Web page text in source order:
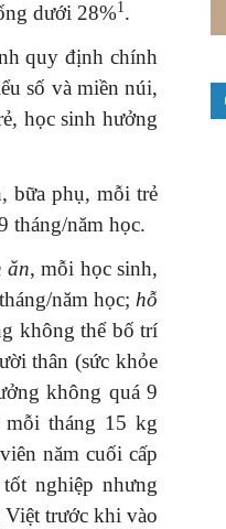
dưới 28%1.
quy định chính
số và miền núi,
học sinh hưởng
bữa phụ, mỗi trẻ
tháng/năm học.
ăn, mỗi học sinh,
năm học; hỗ
không thể bố trí
thân (sức khỏe
không quá 9
tháng 15 kg
năm cuối cấp
nghiệp nhưng
Việt trước khi vào
đối trung thành
Đảng, Nhà nước
Sáng ngời tư cách
cách mạng”